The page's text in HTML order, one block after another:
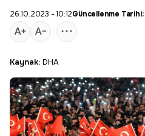
26.10.2023 - 10:12Güncellenme Tarihi:
Kaynak: DHA